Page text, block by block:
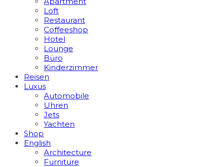
Loft
Restaurant
Coffeeshop
Hotel
Lounge
Büro
Kinderzimmer
Reisen
Luxus
Automobile
Uhren
Jets
Yachten
Shop
English
Architecture
Furniture